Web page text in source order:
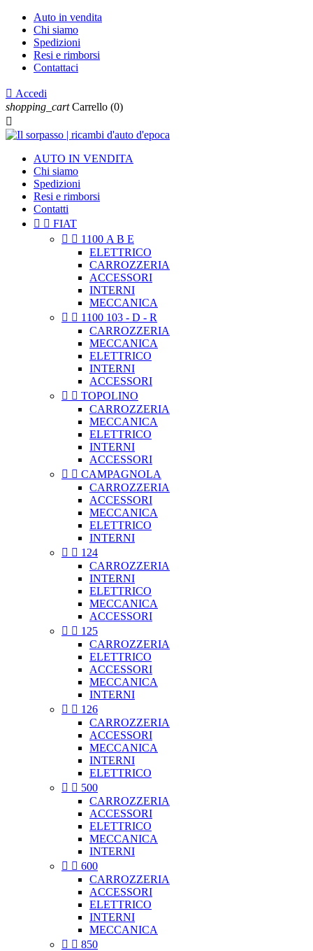
Auto in vendita
Chi siamo
Spedizioni
Resi e rimborsi
Contattaci
 Accedi
shopping_cart Carrello (0)

AUTO IN VENDITA
Chi siamo
Spedizioni
Resi e rimborsi
Contatti
  FIAT
  1100 A B E
ELETTRICO
CARROZZERIA
ACCESSORI
INTERNI
MECCANICA
  1100 103 - D - R
CARROZZERIA
MECCANICA
ELETTRICO
INTERNI
ACCESSORI
  TOPOLINO
CARROZZERIA
MECCANICA
ELETTRICO
INTERNI
ACCESSORI
  CAMPAGNOLA
CARROZZERIA
ACCESSORI
MECCANICA
ELETTRICO
INTERNI
  124
CARROZZERIA
INTERNI
ELETTRICO
MECCANICA
ACCESSORI
  125
CARROZZERIA
ELETTRICO
ACCESSORI
MECCANICA
INTERNI
  126
CARROZZERIA
ACCESSORI
MECCANICA
INTERNI
ELETTRICO
  500
CARROZZERIA
ACCESSORI
ELETTRICO
MECCANICA
INTERNI
  600
CARROZZERIA
ACCESSORI
ELETTRICO
INTERNI
MECCANICA
  850